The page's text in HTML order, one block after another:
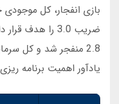
بازی انفجار، کل
ضریب 3.0 را
2.8 منفجر شد و کل
یادآور اهمیت برنامه